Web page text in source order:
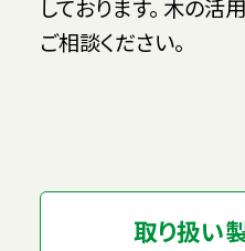
しております。 木の活
ご相談ください。
取り扱い